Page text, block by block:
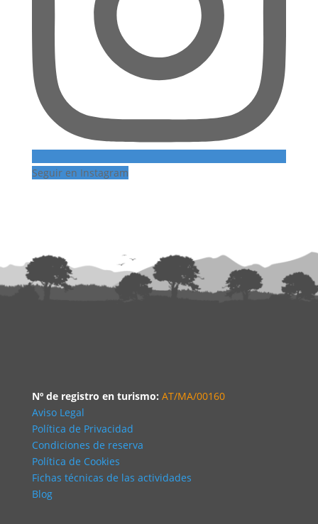
Seguir en Instagram
Nº de registro en turismo: AT/MA/00160
Aviso Legal
Política de Privacidad
Condiciones de reserva
Política de Cookies
Fichas técnicas de las actividades
Blog